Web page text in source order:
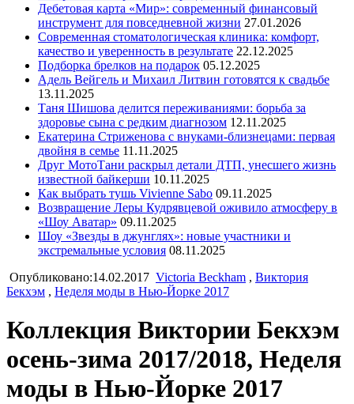
Дебетовая карта «Мир»: современный финансовый
инструмент для повседневной жизни 27.01.2026
Современная стоматологическая клиника: комфорт,
качество и уверенность в результате 22.12.2025
Подборка брелков на подарок 05.12.2025
Адель Вейгель и Михаил Литвин готовятся к свадьбе
13.11.2025
Таня Шишова делится переживаниями: борьба за
здоровье сына с редким диагнозом 12.11.2025
Екатерина Стриженова с внуками-близнецами: первая
двойня в семье 11.11.2025
Друг МотоТани раскрыл детали ДТП, унесшего жизнь
известной байкерши 10.11.2025
Как выбрать тушь Vivienne Sabo 09.11.2025
Возвращение Леры Кудрявцевой оживило атмосферу в
«Шоу Аватар» 09.11.2025
Шоу «Звезды в джунглях»: новые участники и
экстремальные условия 08.11.2025
Опубликовано:14.02.2017 Victoria Beckham , Виктория
Бекхэм , Неделя моды в Нью-Йорке 2017
Коллекция Виктории Бекхэм
осень-зима 2017/2018, Неделя
моды в Нью-Йорке 2017